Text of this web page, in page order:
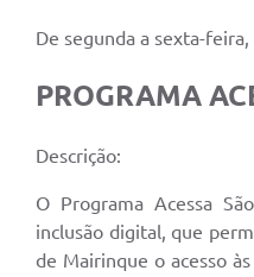
De segunda a sexta-feira,
PROGRAMA
Descrição:
O Programa Acessa
inclusão digital, que
de Mairinque o acesso